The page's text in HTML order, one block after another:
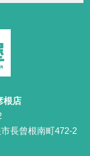
根店
長曾根南町472-2